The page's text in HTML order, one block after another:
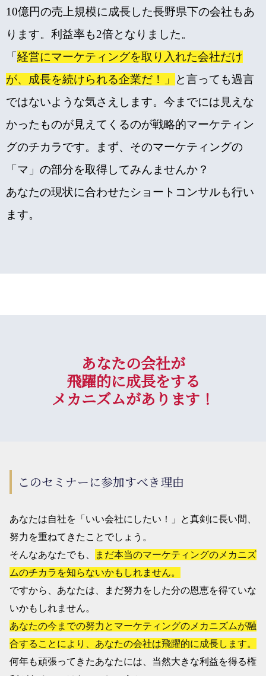
10億円の売上規模に成長した長野県下の会社もあ
ります。利益率も2倍となりました。
「経営にマーケティングを取り入れた会社だけ
が、成長を続けられる企業だ！」
と言っても過言
ではないような気さえします。今までには見えな
かったものが見えてくるのが戦略的マーケティン
グのチカラです。まず、そのマーケティングの
「マ」の部分を取得してみんませんか？
あなたの現状に合わせたショートコンサルも行い
ます。
あなたの会社が
飛躍的に成長をする
メカニズムがあります！
このセミナーに参加すべき理由
あなたは自社を「いい会社にしたい！」と真剣に長い間、
努力を重ねてきたことでしょう。
そんなあなたでも、
まだ本当のマーケティングのメカニズ
ムのチカラを知らないかもしれません。
ですから、あなたは、まだ努力をした分の恩恵を得ていな
いかもしれません。
あなたの今までの努力とマーケティングのメカニズムが融
合することにより、あなたの会社は飛躍的に成長します。
何年も頑張ってきたあなたには、当然大きな利益を得る権